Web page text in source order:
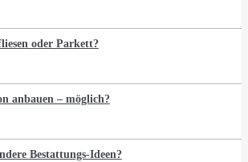
oder Parkett?
anbauen – möglich?
Bestattungs-Ideen?